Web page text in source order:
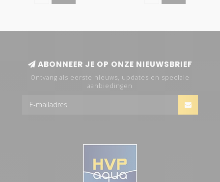
ABONNEER JE OP ONZE NIEUWSBRIEF
Ontvang als eerste nieuws, updates en speciale
aanbiedingen